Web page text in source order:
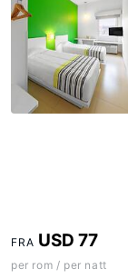
FRA USD 77
per rom / per natt